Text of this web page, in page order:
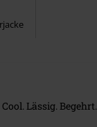
Lässig. Begehrt.